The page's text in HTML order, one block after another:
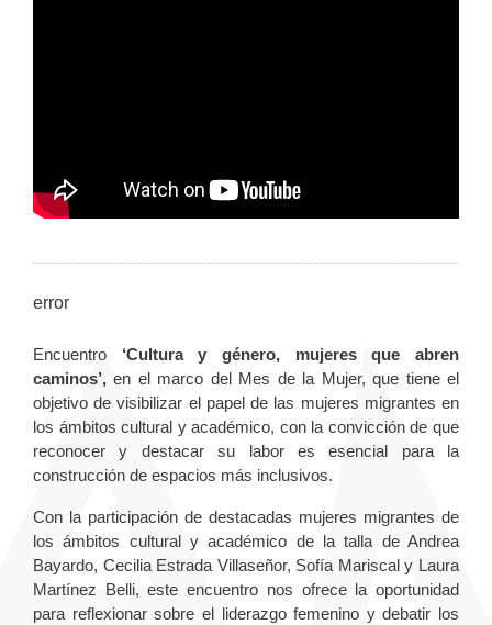
error
Encuentro ‘Cultura y género, mujeres que abren
caminos’, en el marco del Mes de la Mujer, que tiene el
objetivo de visibilizar el papel de las mujeres migrantes en
los ámbitos cultural y académico, con la convicción de que
reconocer y destacar su labor es esencial para la
construcción de espacios más inclusivos.
Con la participación de destacadas mujeres migrantes de
los ámbitos cultural y académico de la talla de Andrea
Bayardo, Cecilia Estrada Villaseñor, Sofía Mariscal y Laura
Martínez Belli, este encuentro nos ofrece la oportunidad
para reflexionar sobre el liderazgo femenino y debatir los